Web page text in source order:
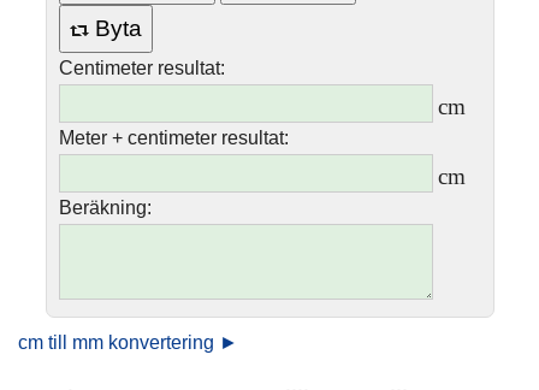
Byta
Centimeter resultat:
cm
Meter + centimeter resultat:
cm
Beräkning:
cm till mm konvertering ►